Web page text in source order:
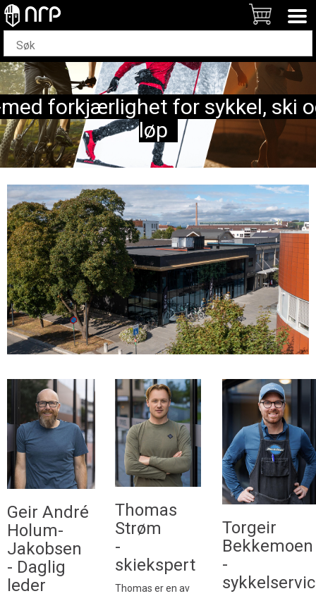
forkjærlighet for sykkel, ski
løp
Geir André
Holum-
Jakobsen
- Daglig
leder
Thomas
Strøm
-
skiekspert
Thomas er en av
Torgeir
Bekkemoen
-